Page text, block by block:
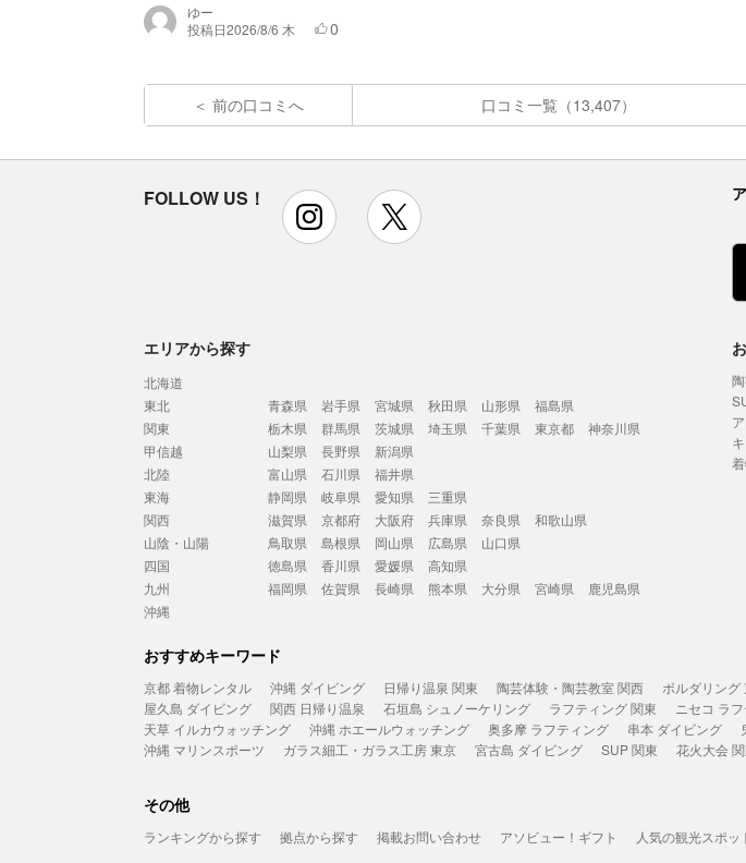
ゆー
投稿日2026/8/6 木 0
前の口コミへ 口コミ一覧（13,407）
FOLLOW US！ instagram
エリアから探す
北海道
東北
青森県 岩手県 宮城県 秋田県 山形県
福島県
関東
栃木県 群馬県 茨城県 埼玉県 千葉県 東京都
神奈川県
甲信越
山梨県 長野県
新潟県
北陸
富山県 石川県
福井県
東海
静岡県 岐阜県 愛知県
三重県
関西
滋賀県 京都府 大阪府 兵庫県 奈良県
和歌山県
山陰・山陽
鳥取県 島根県 岡山県 広島県
山口県
四国
徳島県 香川県 愛媛県
高知県
九州
福岡県 佐賀県 長崎県 熊本県 大分県 宮崎県
鹿児島県
沖縄
おすすめキーワード
京都 着物レンタル 沖縄 ダイビング 日帰り温泉 関東 陶芸体験・陶芸教室 関西 ボルダリング
屋久島 ダイビング
関西 日帰り温泉 石垣島 シュノーケリング ラフティング 関東 ニセコ ラ
天草 イルカウォッチング
沖縄 ホエールウォッチング 奥多摩 ラフティング 串本 ダイビング
沖縄 マリンスポーツ
ガラス細工・ガラス工房 東京 宮古島 ダイビング SUP 関東 花火大会
その他
ランキングから探す 拠点から探す 掲載お問い合わせ アソビュー！ギフト 人気の観光スポッ